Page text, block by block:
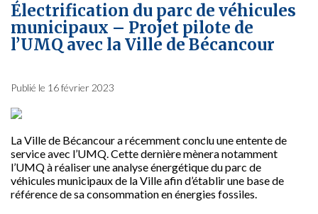
Électrification du parc de véhicules
municipaux – Projet pilote de
l’UMQ avec la Ville de Bécancour
Publié le 16 février 2023
La Ville de Bécancour a récemment conclu une entente de
service avec l’UMQ. Cette dernière mènera notamment
l’UMQ à réaliser une analyse énergétique du parc de
véhicules municipaux de la Ville afin d’établir une base de
référence de sa consommation en énergies fossiles.